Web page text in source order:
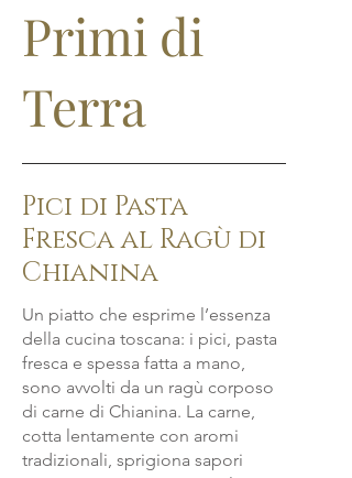
Primi di
Terra
Pici di Pasta
Fresca al Ragù di
Chianina
Un piatto che esprime l’essenza
della cucina toscana: i pici, pasta
fresca e spessa fatta a mano,
sono avvolti da un ragù corposo
di carne di Chianina. La carne,
cotta lentamente con aromi
tradizionali, sprigiona sapori